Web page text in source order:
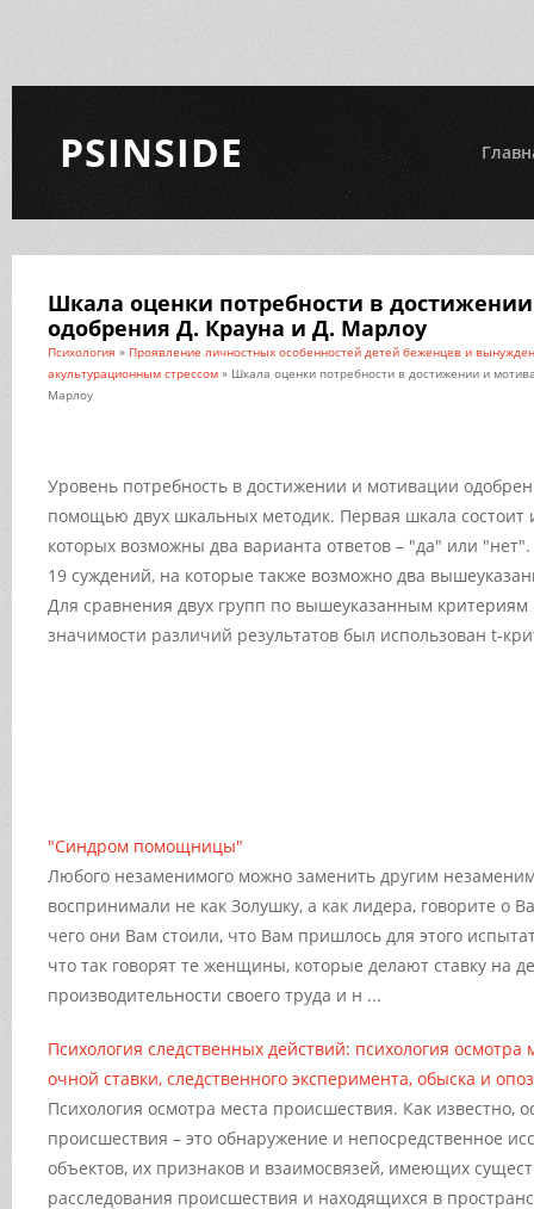
PSINSIDE
Шкала оценки потребности в
одобрения Д. Крауна и Д. Марлоу
Психология » Проявление личностных особенностей детей беженцев и
акультурационным стрессом » Шкала оценки потребности в достижении и
Марлоу
Уровень потребность в достижении и мотивации
помощью двух шкальных методик. Первая шкала состоит
которых возможны два варианта ответов – "да" или
19 суждений, на которые также возможно два
Для сравнения двух групп по вышеуказанным
значимости различий результатов был использован t-
"Синдром помощницы"
Любого незаменимого можно заменить другим
воспринимали не как Золушку, а как лидера, говорите о
чего они Вам стоили, что Вам пришлось для этого
что так говорят те женщины, которые делают ставку на
производительности своего труда и н ...
Психология следственных действий: психология осмотра
очной ставки, следственного эксперимента, обыска и
Психология осмотра места происшествия. Как известно,
происшествия – это обнаружение и непосредственное
объектов, их признаков и взаимосвязей, имеющих
расследования происшествия и находящихся в